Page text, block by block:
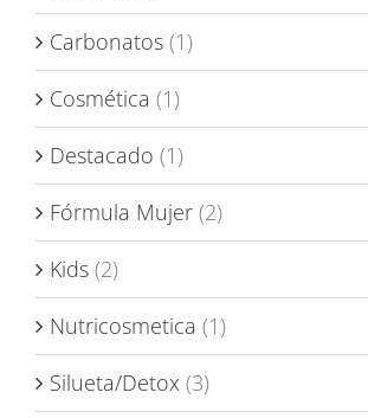
Carbonatos (1)
Cosmética (1)
Destacado (1)
Fórmula Mujer (2)
Kids (2)
Nutricosmetica (1)
Silueta/Detox (3)